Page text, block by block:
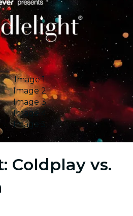
Image 1
Image 2
Image 3
Image 4
Image 5
Coldplay vs.